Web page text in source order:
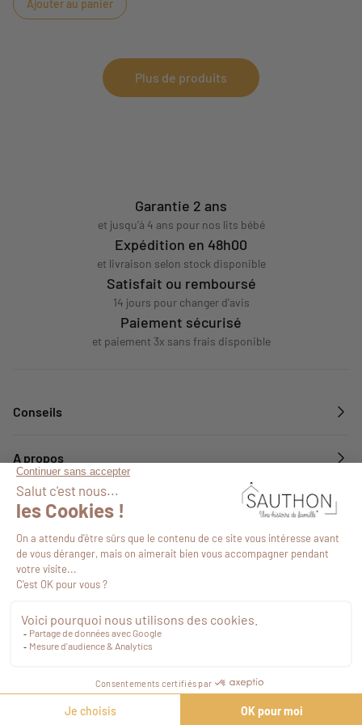
intérieur.
Ajouter au panier
Plus de produits
7,50 €TTC Commander
Garantie 2 ans
et jusqu'à 4 ans pour nos lits bébé
Expédition en 48h00
et livraison selon stock disponible
Satisfait ou remboursé
14 jours pour changer d'avis
Paiement sécurisé
et paiement 3x sans frais disponible
Conseils
A propos
Services
Suivez-nous